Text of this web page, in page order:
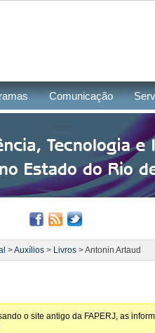
Comunicação
>Auxílios > Livros > Antonin Artaud
o site antigo da FAPERJ, as